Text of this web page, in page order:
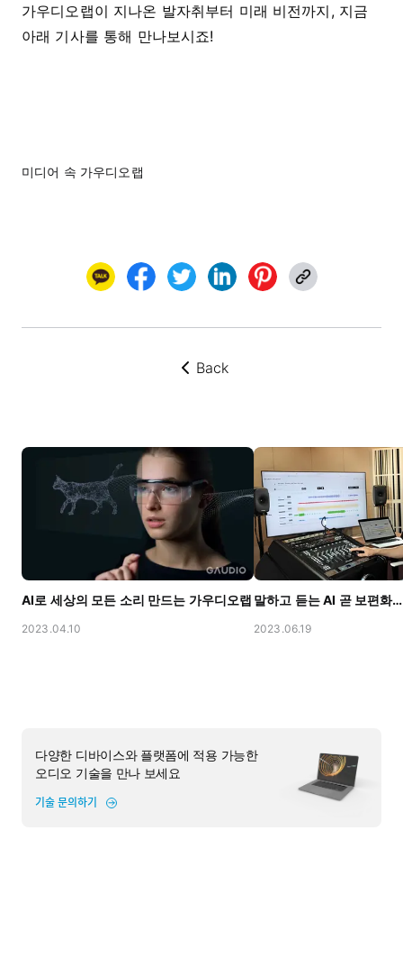
가우디오랩이 지나온 발자취부터 미래 비전까지, 지금
아래 기사를 통해 만나보시죠!
미디어 속 가우디오랩
뒤로가기
Back
AI로 세상의 모든 소리 만드는 가우디오랩
2023.04.10 2023.06.19
다양한 디바이스와 플랫폼에 적용 가능한
오디오 기술을 만나 보세요
기술 문의하기